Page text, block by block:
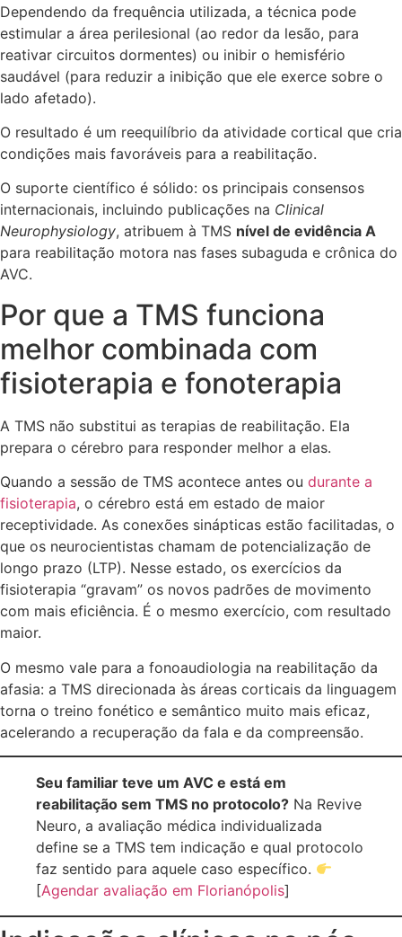
Dependendo da frequência utilizada, a técnica pode
estimular a área perilesional (ao redor da lesão, para
reativar circuitos dormentes) ou inibir o hemisfério
saudável (para reduzir a inibição que ele exerce sobre o
lado afetado).
O resultado é um reequilíbrio da atividade cortical que cria
condições mais favoráveis para a reabilitação.
O suporte científico é sólido: os principais consensos
internacionais, incluindo publicações na Clinical
Neurophysiology, atribuem à TMS nível de evidência A
para reabilitação motora nas fases subaguda e crônica do
AVC.
Por que a TMS funciona
melhor combinada com
fisioterapia e fonoterapia
A TMS não substitui as terapias de reabilitação. Ela
prepara o cérebro para responder melhor a elas.
Quando a sessão de TMS acontece antes ou durante a
fisioterapia, o cérebro está em estado de maior
receptividade. As conexões sinápticas estão facilitadas, o
que os neurocientistas chamam de potencialização de
longo prazo (LTP). Nesse estado, os exercícios da
fisioterapia “gravam” os novos padrões de movimento
com mais eficiência. É o mesmo exercício, com resultado
maior.
O mesmo vale para a fonoaudiologia na reabilitação da
afasia: a TMS direcionada às áreas corticais da linguagem
torna o treino fonético e semântico muito mais eficaz,
acelerando a recuperação da fala e da compreensão.
Seu familiar teve um AVC e está em
reabilitação sem TMS no protocolo? Na Revive
Neuro, a avaliação médica individualizada
define se a TMS tem indicação e qual protocolo
faz sentido para aquele caso específico.
[Agendar avaliação em Florianópolis]